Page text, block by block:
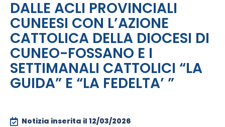
DALLE ACLI PROVINCIALI
CUNEESI CON L’AZIONE
CATTOLICA DELLA DIOCESI DI
CUNEO-FOSSANO E I
SETTIMANALI CATTOLICI “LA
GUIDA” E “LA FEDELTA’ ”
Notizia inserita il 12/03/2026